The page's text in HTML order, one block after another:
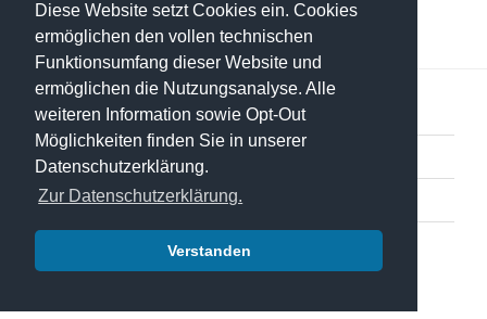
Diese Website setzt Cookies ein. Cookies
ermöglichen den vollen technischen
Funktionsumfang dieser Website und
ermöglichen die Nutzungsanalyse. Alle
weiteren Information sowie Opt-Out
Möglichkeiten finden Sie in unserer
Datenschutzerklärung.
Zur Datenschutzerklärung.
Verstanden
Datenschutzerklärung
Impressum